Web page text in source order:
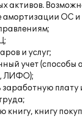
активов.
амортизации ОС
и услуг;
учет (способы
ЛИФО);
плату
книгу, книгу